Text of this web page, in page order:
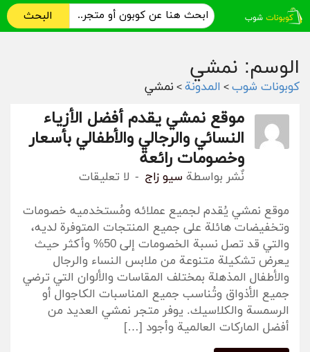
البحث
الوسم: نمشي
كوبونات شوب > المدونة > نمشي
موقع نمشي يقدم أفضل الأزياء
النسائي والرجالي والأطفالي بأسعار
وخصومات رائعة
نٌشر بواسطة سيو زاج لا تعليقات
موقع نمشي يُقدم لجميع عملائه ومُستخدميه خصومات
وتخفيضات هائلة على جميع المنتجات المتوفرة لديه،
والتي قد تصل نسبة الخصومات إلى 50% وأكثر حيث
يعرض تشكيلة متنوعة من ملابس النساء والرجال
والأطفال المذهلة بمختلف المقاسات والألوان التي ترضي
جميع الأذواق وتُناسب جميع المناسبات الكاجوال أو
الرسمسة والكلاسيك. يوفر متجر نمشي العديد من
أفضل الماركات العالمية وأجود […]